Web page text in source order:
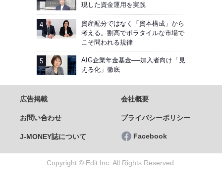
現した資金運用を実践
資産配分ではなく「資本構成」から
考える。割高でボラタイルな市場で
こそ問われる規律
AIG企業年金基金──加入者向け「見
える化」徹底
広告掲載 会社概要
お問い合わせ プライバシーポリシー
J-MONEY誌について Facebook
Copyright © Edit Inc. All Rights Reserved.